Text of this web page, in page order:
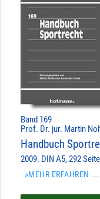
Band 169
Prof. Dr. jur. Martin
Handbuch
2009. DIN A5, 292
»MEHR ERFAHREN ...